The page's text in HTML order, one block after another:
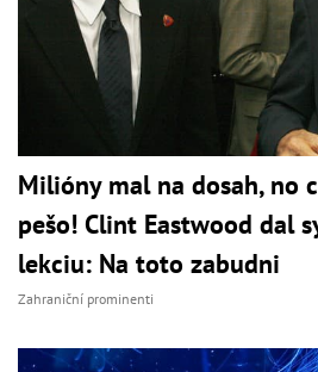
Milióny mal na dosah, no
pešo! Clint Eastwood dal
lekciu: Na toto zabudni
Zahraniční prominenti